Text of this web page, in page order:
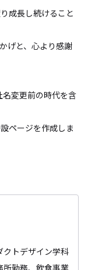
成長し続けること
げと、心より感謝
変更前の時代を含
ページを作成しま
クトデザイン学科
所勤務、飲食事業